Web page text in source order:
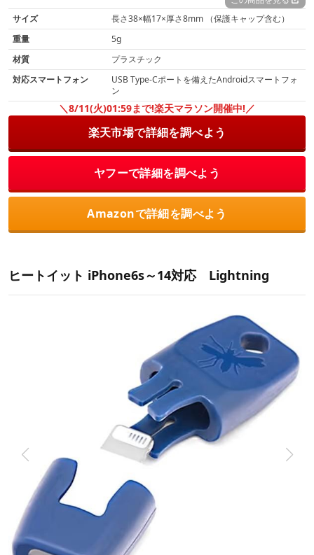
サイズ
長さ38×幅17×厚さ8mm （保護キャップ含む）
重量
5g
材質
プラスチック
対応スマートフォン
USB Type-Cポートを備えたAndroidスマートフォ
ン
＼8/11(火)01:59まで!楽天マラソン開催中!／
楽天市場で詳細を調べよう
ヤフーで詳細を調べよう
Amazonで詳細を調べよう
ヒートイット iPhone6s～14対応 Lightning